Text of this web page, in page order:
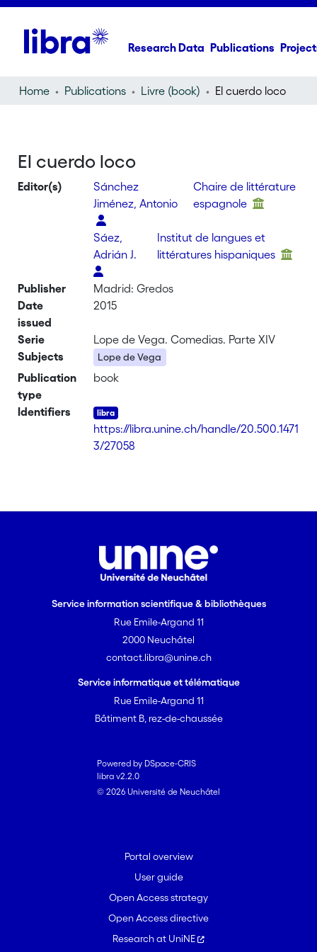
Research Data Publications
Home Publications Livre (book) El cuerdo loco
El cuerdo loco
Editor(s)
Sánchez
Jiménez, Antonio
Chaire de littérature
espagnole
Sáez,
Adrián J.
Institut de langues et
littératures hispaniques
Publisher
Madrid: Gredos
Date
issued
2015
Serie
Lope de Vega. Comedias. Parte XIV
Subjects
Lope de Vega
Publication
type
book
Identifiers
https://libra.unine.ch/handle/20.500.1471
3/27058
Service information scientifique & bibliothèques
Rue Emile-Argand 11
2000 Neuchâtel
contact.libra@unine.ch
Service informatique et télématique
Rue Emile-Argand 11
Bâtiment B, rez-de-chaussée
Powered by DSpace-CRIS
libra v2.2.0
© 2026 Université de Neuchâtel
Portal overview
User guide
Open Access strategy
Open Access directive
Research at UniNE